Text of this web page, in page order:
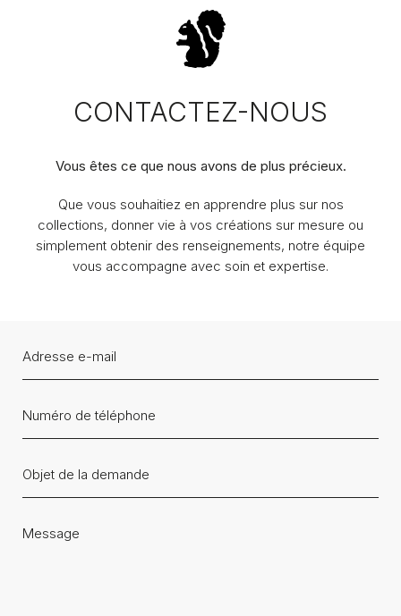
CONTACTEZ-NOUS
Vous êtes ce que nous avons de plus précieux.
Que vous souhaitiez en apprendre plus sur nos
collections, donner vie à vos créations sur mesure ou
simplement obtenir des renseignements, notre équipe
vous accompagne avec soin et expertise.